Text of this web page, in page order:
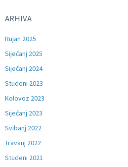
ARHIVA
Rujan 2025
Siječanj 2025
Siječanj 2024
Studeni 2023
Kolovoz 2023
Siječanj 2023
Svibanj 2022
Travanj 2022
Studeni 2021